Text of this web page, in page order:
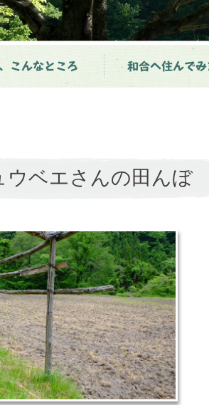
こんなところ 和合へ住んで
ベエさんの田んぼ